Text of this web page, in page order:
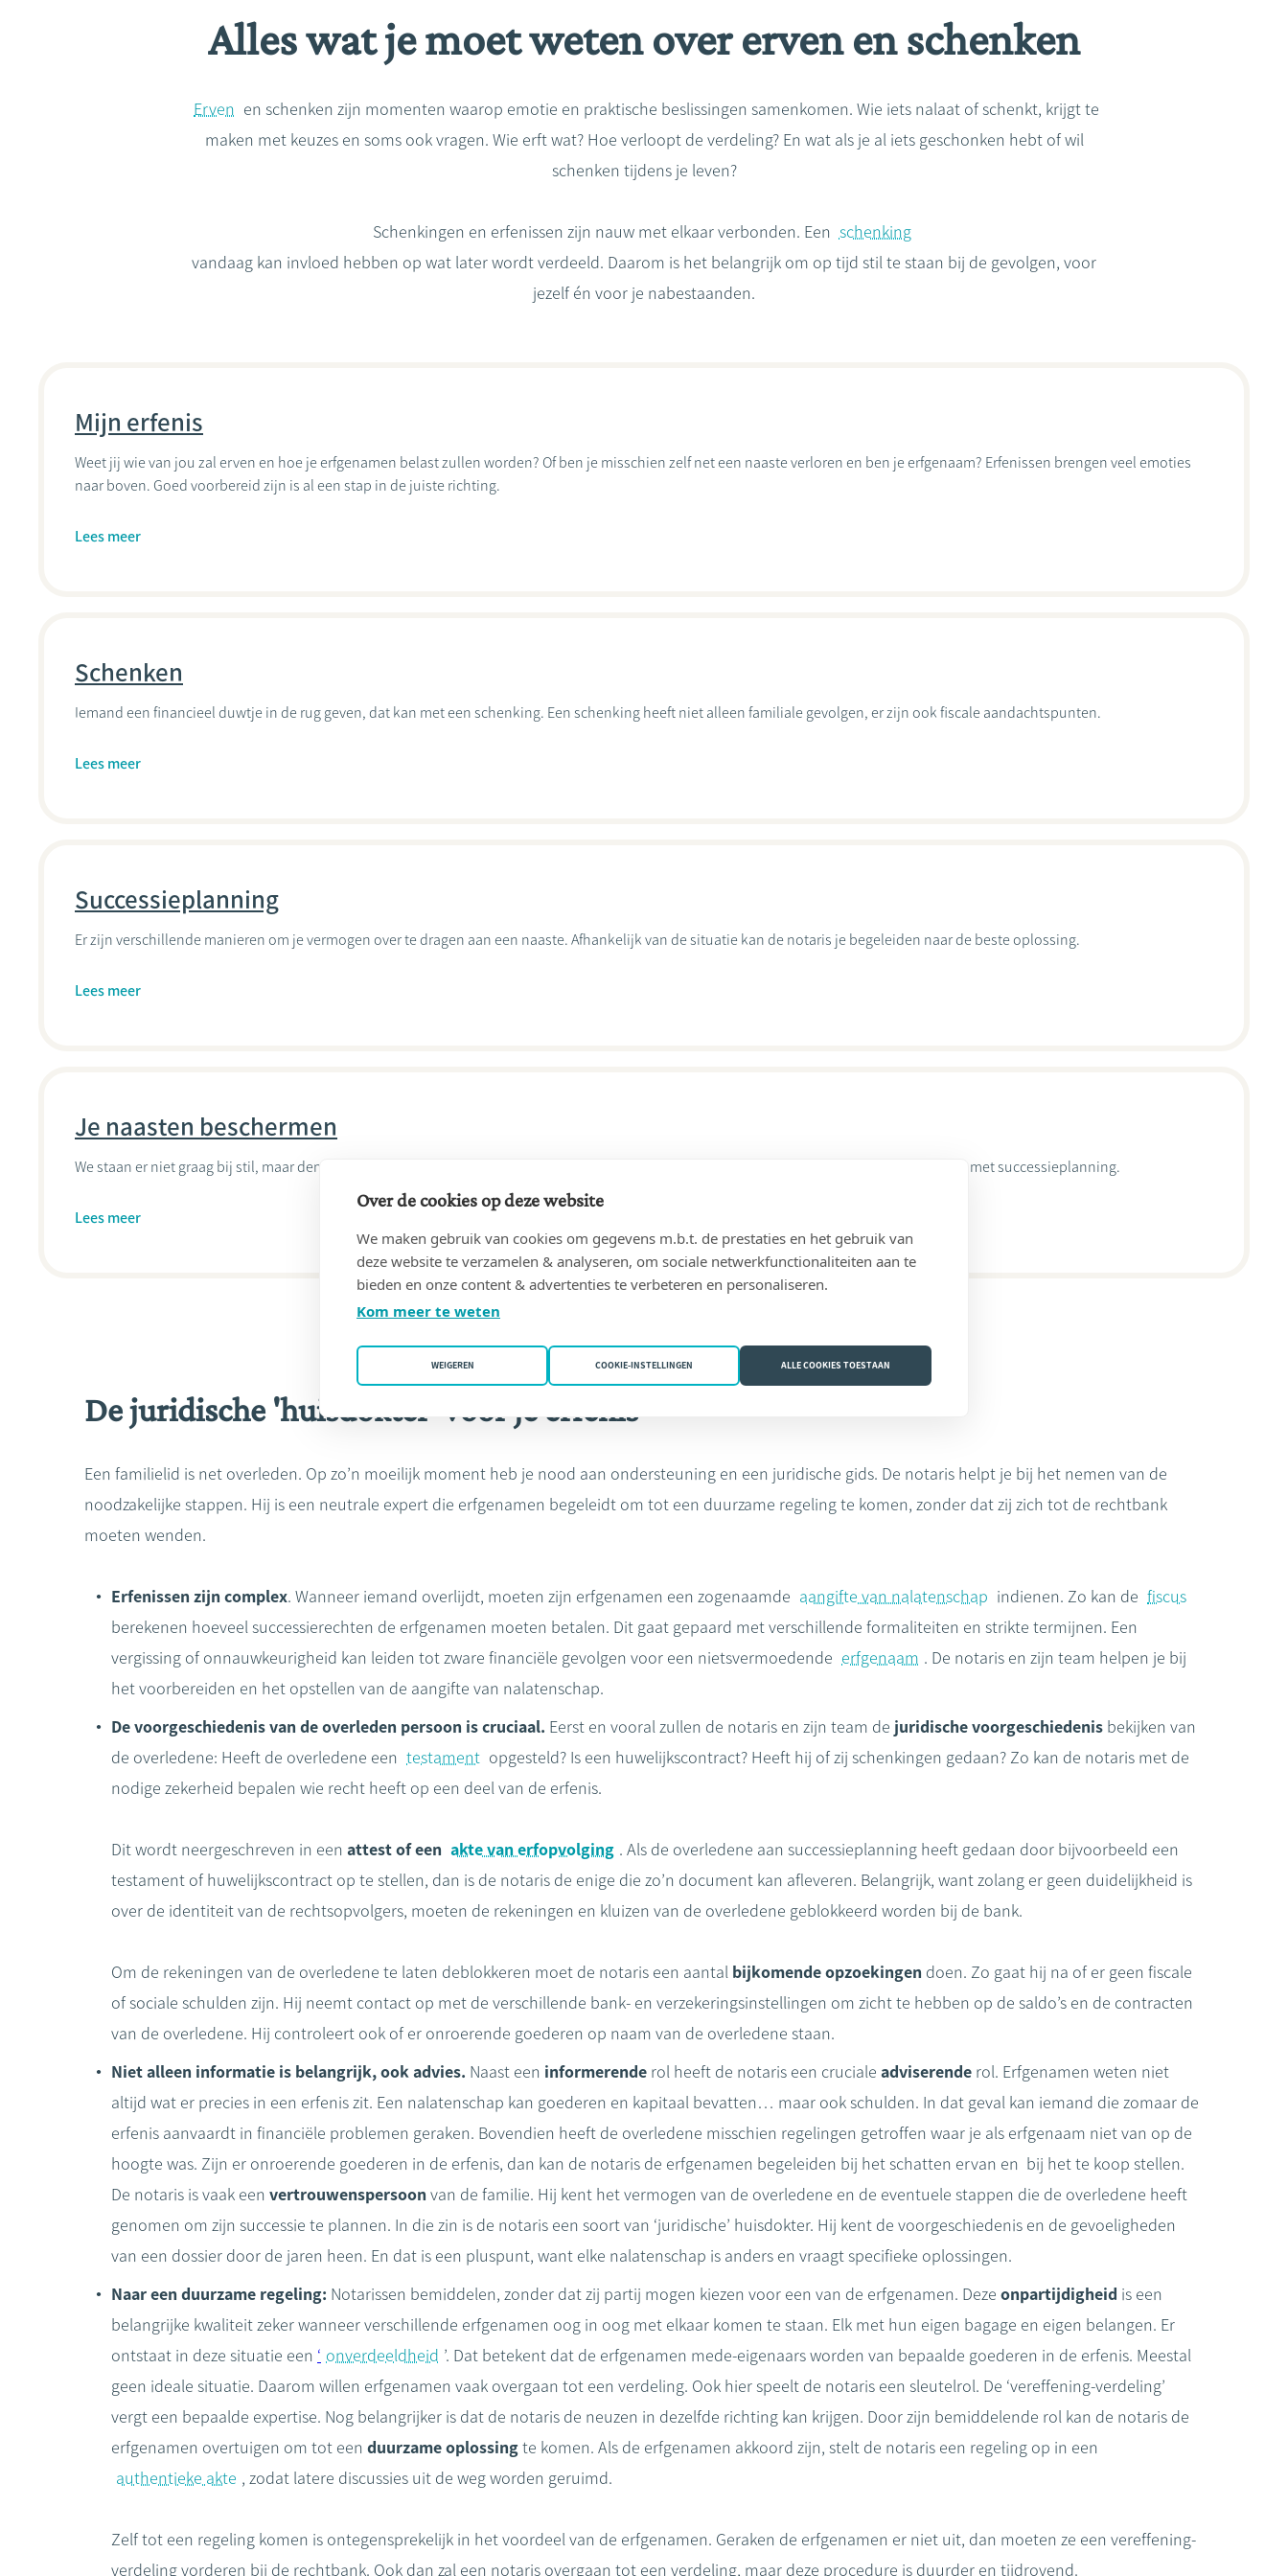
Alles wat je moet weten over erven en schenken
Erven en schenken zijn momenten waarop emotie en praktische beslissingen samenkomen. Wie iets nalaat of schenkt, krijgt te
maken met keuzes en soms ook vragen. Wie erft wat? Hoe verloopt de verdeling? En wat als je al iets geschonken hebt of wil
schenken tijdens je leven?
Schenkingen en erfenissen zijn nauw met elkaar verbonden. Een schenking
vandaag kan invloed hebben op wat later wordt verdeeld. Daarom is het belangrijk om op tijd stil te staan bij de gevolgen, voor
jezelf én voor je nabestaanden.
Mijn erfenis
Weet jij wie van jou zal erven en hoe je erfgenamen belast zullen worden? Of ben je misschien zelf net een naaste verloren en ben je erfgenaam? Erfenissen brengen veel emoties
naar boven. Goed voorbereid zijn is al een stap in de juiste richting.
Lees meer
Schenken
Iemand een financieel duwtje in de rug geven, dat kan met een schenking. Een schenking heeft niet alleen familiale gevolgen, er zijn ook fiscale aandachtspunten.
Lees meer
Successieplanning
Er zijn verschillende manieren om je vermogen over te dragen aan een naaste. Afhankelijk van de situatie kan de notaris je begeleiden naar de beste oplossing.
Lees meer
Je naasten beschermen
We staan er niet graag bij stil, maar dementie, ouderdom, een ziekte ... het kan ons allemaal treffen. Zorgplanning gaat dan ook hand in hand met successieplanning.
Lees meer
De juridische 'huisdokter' voor je erfenis
Een familielid is net overleden. Op zo’n moeilijk moment heb je nood aan ondersteuning en een juridische gids. De notaris helpt je bij het nemen van de
noodzakelijke stappen. Hij is een neutrale expert die erfgenamen begeleidt om tot een duurzame regeling te komen, zonder dat zij zich tot de rechtbank
moeten wenden.
Erfenissen zijn complex. Wanneer iemand overlijdt, moeten zijn erfgenamen een zogenaamde aangifte van nalatenschap indienen. Zo kan de fiscus
berekenen hoeveel successierechten de erfgenamen moeten betalen. Dit gaat gepaard met verschillende formaliteiten en strikte termijnen. Een
vergissing of onnauwkeurigheid kan leiden tot zware financiële gevolgen voor een nietsvermoedende erfgenaam . De notaris en zijn team helpen je bij
het voorbereiden en het opstellen van de aangifte van nalatenschap.
De voorgeschiedenis van de overleden persoon is cruciaal. Eerst en vooral zullen de notaris en zijn team de juridische voorgeschiedenis bekijken van
de overledene: Heeft de overledene een testament opgesteld? Is een huwelijkscontract? Heeft hij of zij schenkingen gedaan? Zo kan de notaris met de
nodige zekerheid bepalen wie recht heeft op een deel van de erfenis.
Dit wordt neergeschreven in een attest of een akte van erfopvolging . Als de overledene aan successieplanning heeft gedaan door bijvoorbeeld een
testament of huwelijkscontract op te stellen, dan is de notaris de enige die zo’n document kan afleveren. Belangrijk, want zolang er geen duidelijkheid is
over de identiteit van de rechtsopvolgers, moeten de rekeningen en kluizen van de overledene geblokkeerd worden bij de bank.
Om de rekeningen van de overledene te laten deblokkeren moet de notaris een aantal bijkomende opzoekingen doen. Zo gaat hij na of er geen fiscale
of sociale schulden zijn. Hij neemt contact op met de verschillende bank- en verzekeringsinstellingen om zicht te hebben op de saldo’s en de contracten
van de overledene. Hij controleert ook of er onroerende goederen op naam van de overledene staan.
Niet alleen informatie is belangrijk, ook advies. Naast een informerende rol heeft de notaris een cruciale adviserende rol. Erfgenamen weten niet
altijd wat er precies in een erfenis zit. Een nalatenschap kan goederen en kapitaal bevatten… maar ook schulden. In dat geval kan iemand die zomaar de
erfenis aanvaardt in financiële problemen geraken. Bovendien heeft de overledene misschien regelingen getroffen waar je als erfgenaam niet van op de
hoogte was. Zijn er onroerende goederen in de erfenis, dan kan de notaris de erfgenamen begeleiden bij het schatten ervan en bij het te koop stellen.
De notaris is vaak een vertrouwenspersoon van de familie. Hij kent het vermogen van de overledene en de eventuele stappen die de overledene heeft
genomen om zijn successie te plannen. In die zin is de notaris een soort van ‘juridische’ huisdokter. Hij kent de voorgeschiedenis en de gevoeligheden
van een dossier door de jaren heen. En dat is een pluspunt, want elke nalatenschap is anders en vraagt specifieke oplossingen.
Naar een duurzame regeling: Notarissen bemiddelen, zonder dat zij partij mogen kiezen voor een van de erfgenamen. Deze onpartijdigheid is een
belangrijke kwaliteit zeker wanneer verschillende erfgenamen oog in oog met elkaar komen te staan. Elk met hun eigen bagage en eigen belangen. Er
ontstaat in deze situatie een ‘ onverdeeldheid ’. Dat betekent dat de erfgenamen mede-eigenaars worden van bepaalde goederen in de erfenis. Meestal
geen ideale situatie. Daarom willen erfgenamen vaak overgaan tot een verdeling. Ook hier speelt de notaris een sleutelrol. De ‘vereffening-verdeling’
vergt een bepaalde expertise. Nog belangrijker is dat de notaris de neuzen in dezelfde richting kan krijgen. Door zijn bemiddelende rol kan de notaris de
erfgenamen overtuigen om tot een duurzame oplossingte komen. Als de erfgenamen akkoord zijn, stelt de notaris een regeling op in een
authentieke akte , zodat latere discussies uit de weg worden geruimd.
Zelf tot een regeling komen is ontegensprekelijk in het voordeel van de erfgenamen. Geraken de erfgenamen er niet uit, dan moeten ze een vereffening-
verdeling vorderen bij de rechtbank. Ook dan zal een notaris overgaan tot een verdeling, maar deze procedure is duurder en tijdrovend.
Over de cookies op deze website
We maken gebruik van cookies om gegevens m.b.t. de prestaties en het gebruik van
deze website te verzamelen & analyseren, om sociale netwerkfunctionaliteiten aan te
bieden en onze content & advertenties te verbeteren en personaliseren.
Kom meer te weten
WEIGEREN COOKIE-INSTELLINGEN ALLE COOKIES TOESTAAN